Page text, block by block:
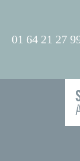
01 64 21 27